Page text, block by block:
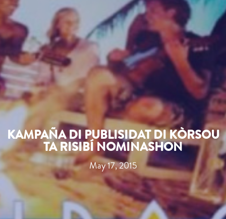
KAMPAÑA DI PUBLISIDAT DI KÒRSOU
TA RISIBÍ NOMINASHON
May 17, 2015